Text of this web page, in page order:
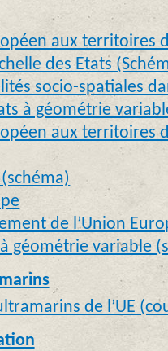
aux territoires
des Etats
socio-spatiales
à géométrie
aux territoires
(schéma)
de l’Union
géométrie variable
de l’UE